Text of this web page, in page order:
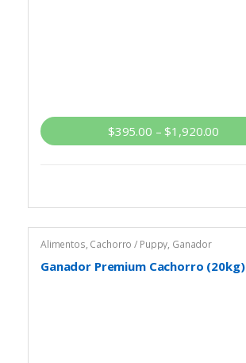
$395.00 – $1,920.00
Alimentos, Cachorro / Puppy, Ganador
Ganador Premium Cachorro (20kg)